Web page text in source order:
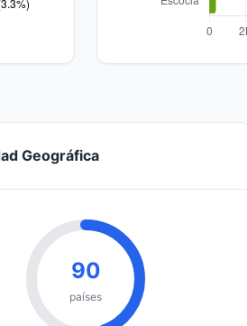
Geográfica
90
países